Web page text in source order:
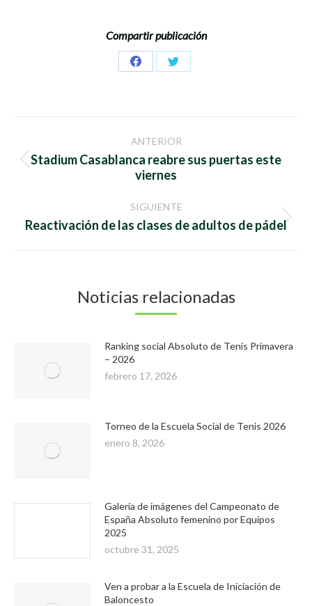
Compartir publicación
Share
Share
Navegación
entre
ANTERIOR
Publicación
anterior:
Stadium Casablanca reabre sus puertas este
viernes
SIGUIENTE
Publicación
Reactivación de las clases de adultos de pádel
Noticias relacionadas
Ranking social Absoluto de Tenis Primavera
– 2026
febrero 17, 2026
Torneo de la Escuela Social de Tenis 2026
enero 8, 2026
Galería de imágenes del Campeonato de
España Absoluto femenino por Equipos
2025
octubre 31, 2025
Ven a probar a la Escuela de Iniciación de
Baloncesto